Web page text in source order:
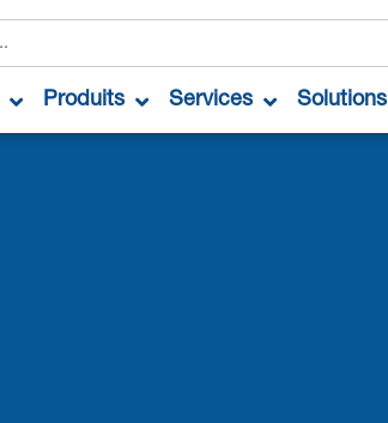
Produits Services Solutions